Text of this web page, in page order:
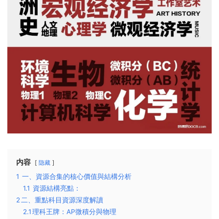
内容 隐藏
1 一、資源合集的核心價值與結構分析
1.1 資源結構亮點：
2​二、重點科目資源深度解讀
2.1​理科王牌：AP微積分與物理​